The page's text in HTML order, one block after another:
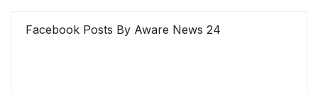
Facebook Posts By Aware News 24